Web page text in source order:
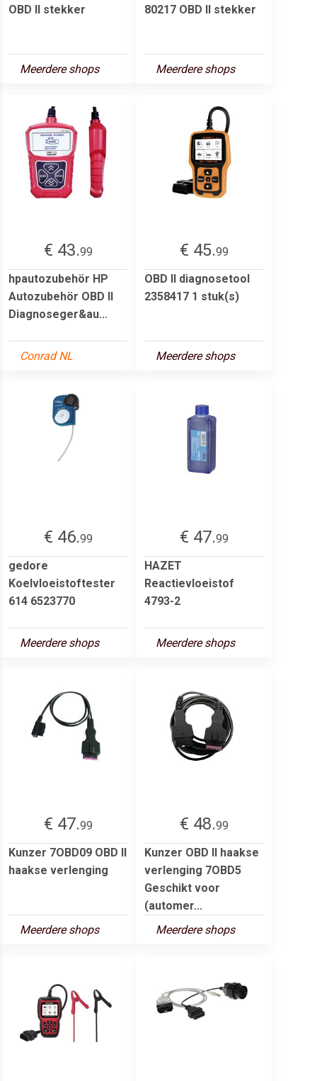
OBD II stekker
Meerdere shops
80217 OBD II stekker
Meerdere shops
€ 43.99
hpautozubehör HP
Autozubehör OBD II
Diagnoseger&au...
Conrad NL
€ 45.99
OBD II diagnosetool
2358417 1 stuk(s)
Meerdere shops
€ 46.99
gedore
Koelvloeistoftester
614 6523770
Meerdere shops
€ 47.99
HAZET
Reactievloeistof
4793-2
Meerdere shops
€ 47.99
Kunzer 7OBD09 OBD II
haakse verlenging
Meerdere shops
€ 48.99
Kunzer OBD II haakse
verlenging 7OBD5
Geschikt voor
(automer...
Meerdere shops